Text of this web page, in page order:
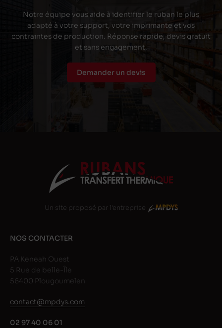
Notre équipe vous aide à identifier le ruban le plus
adapté à votre support, votre imprimante et vos
contraintes de production. Réponse rapide, devis gratuit
et sans engagement.
Demander un devis
Un site proposé par l'entreprise
NOS CONTACTER
PA Keneah Ouest
5 Rue de belle-Île
56400 Plougoumelen
contact@mpdys.com
02 97 40 06 01